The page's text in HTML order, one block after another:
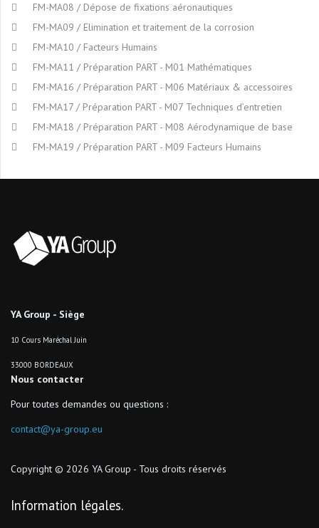
FM-MA08 / Dépose de fixations aéronautiques
FM-MA09 / Elimination et traitement de la corrosion
FM-MA10 / Facteurs Humains
FM-MA11 / Préparation PART - M01 Mathématiques
FM-MA16 / Préparation PART - M06 Matériaux & accessoires
FM-MA17 / Préparation PART - M07 Techniques d’entretien
FM-MA18 / Préparation PART - M08 Aérodynamique de base
FM-MA19 / Préparation PART - M09 Facteurs Humains
YA Group - Siège
10 Cours Maréchal Juin
33000 BORDEAUX
Nous contacter
Pour toutes demandes ou questions :
contact@ya-group.eu
Copyright © 2026 YA Group - Tous droits réservés
Information légales